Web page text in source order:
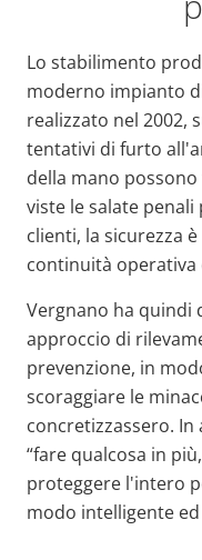
Lo stabilimento
moderno impianto
realizzato nel 2002,
tentativi di furto
della mano
viste le salate penali
clienti, la sicurezza
continuità operativa
Vergnano ha quindi
approccio di
prevenzione, in
scoraggiare le
concretizzassero.
“fare qualcosa in
proteggere l'intero
modo intelligente